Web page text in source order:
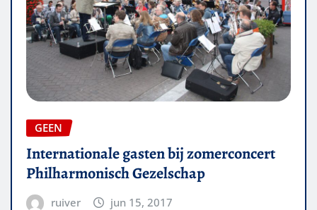
GEEN
Internationale gasten bij zomerconcert
Philharmonisch Gezelschap
ruiver jun 15, 2017